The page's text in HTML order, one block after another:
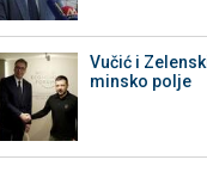
Vučić i
minsko polje